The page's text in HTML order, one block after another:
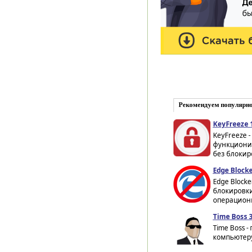
Рекомендуем
KeyFreeze
KeyFreeze
без
Edge
Edge
Time Boss
Time Boss